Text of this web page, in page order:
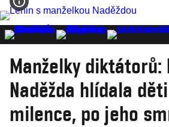
Manželky diktátorů:
Naděžda hlídala
milence, po jeho